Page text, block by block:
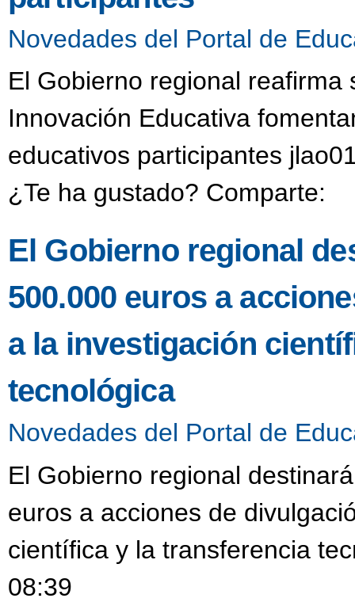
Novedades del Portal de
El Gobierno regional
Innovación Educativa
educativos participantes
¿Te ha gustado? Comparte:
El Gobierno regional
500.000 euros a
a la investigación
tecnológica
Novedades del Portal de
El Gobierno regional
euros a acciones de
científica y la transferencia
08:39